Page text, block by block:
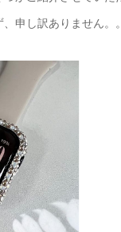
、申し訳ありません